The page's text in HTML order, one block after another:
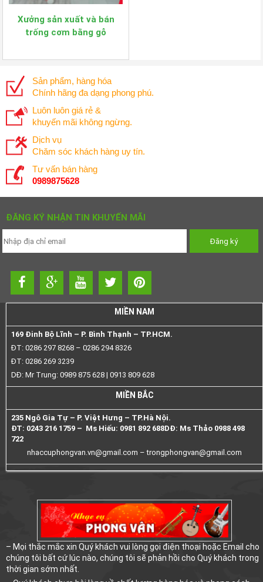
Xưởng sản xuất và bán
trống cơm bằng gỗ
Sản phẩm, hàng hóa
Chính hãng đa dạng phong phú.
Luôn luôn giá rẻ &
khuyến mãi không ngừng.
Dịch vụ
Chăm sóc khách hàng uy tín.
Tư vấn bán hàng
0989875628
ĐĂNG KÝ NHẬN TIN KHUYẾN MÃI
MIỀN NAM
169 Đinh Bộ Lĩnh – P. Bình Thạnh – TP.HCM.
ĐT: 0286 297 8268 – 0286 294 8326
ĐT: 0286 269 3239
DĐ: Mr Trung: 0989 875 628 | 0913 809 628
MIỀN BẮC
235 Ngô Gia Tự – P. Việt Hưng – TP.Hà Nội.
ĐT: 0243 216 1759 – Ms Hiếu: 0981 892 688DĐ: Ms Thảo 0988 498
722
nhaccuphongvan.vn@gmail.com –trongphongvan@gmail.com
– Mọi thắc mắc xin Quý khách vui lòng gọi điện thoại hoặc Email cho
chúng tôi bất cứ lúc nào, chúng tôi sẽ phản hồi cho Quý khách trong
thời gian sớm nhất.